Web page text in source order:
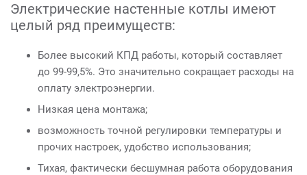
Электрические настенные котлы имеют
целый ряд преимуществ:
Более высокий КПД работы, который составляет
до 99-99,5%. Это значительно сокращает расходы на
оплату электроэнергии.
Низкая цена монтажа;
возможность точной регулировки температуры и
прочих настроек, удобство использования;
Тихая, фактически бесшумная работа оборудования